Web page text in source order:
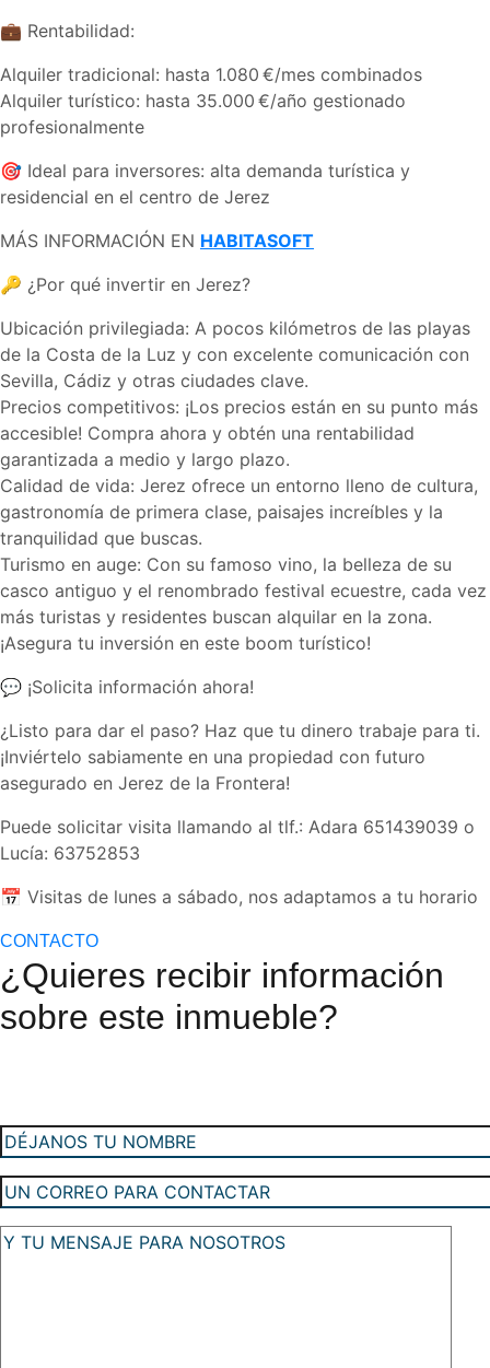
💼 Rentabilidad:
Alquiler tradicional: hasta 1.080 €/mes combinados
Alquiler turístico: hasta 35.000 €/año gestionado
profesionalmente
🎯 Ideal para inversores: alta demanda turística y
residencial en el centro de Jerez
MÁS INFORMACIÓN EN HABITASOFT
🔑 ¿Por qué invertir en Jerez?
Ubicación privilegiada: A pocos kilómetros de las playas
de la Costa de la Luz y con excelente comunicación con
Sevilla, Cádiz y otras ciudades clave.
Precios competitivos: ¡Los precios están en su punto más
accesible! Compra ahora y obtén una rentabilidad
garantizada a medio y largo plazo.
Calidad de vida: Jerez ofrece un entorno lleno de cultura,
gastronomía de primera clase, paisajes increíbles y la
tranquilidad que buscas.
Turismo en auge: Con su famoso vino, la belleza de su
casco antiguo y el renombrado festival ecuestre, cada vez
más turistas y residentes buscan alquilar en la zona.
¡Asegura tu inversión en este boom turístico!
💬 ¡Solicita información ahora!
¿Listo para dar el paso? Haz que tu dinero trabaje para ti.
¡Inviértelo sabiamente en una propiedad con futuro
asegurado en Jerez de la Frontera!
Puede solicitar visita llamando al tlf.: Adara 651439039 o
Lucía: 63752853
📅 Visitas de lunes a sábado, nos adaptamos a tu horario
CONTACTO
¿Quieres recibir información
sobre este inmueble?